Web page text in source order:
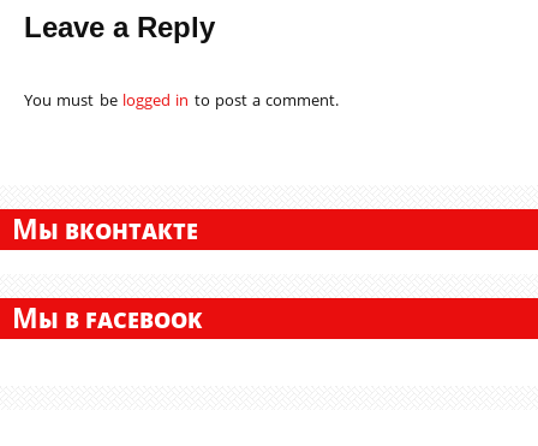
Leave a Reply
You must be logged in to post a comment.
МЫ ВКОНТАКТЕ
МЫ В FACEBOOK